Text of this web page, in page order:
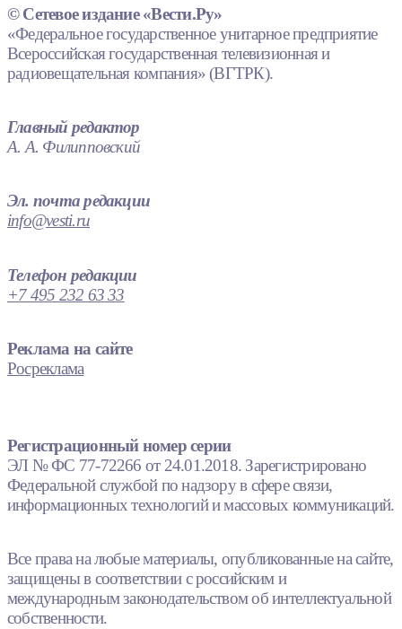
© Сетевое издание «Вести.Ру»
«Федеральное государственное унитарное предприятие
Всероссийская государственная телевизионная и
радиовещательная компания» (ВГТРК).
Главный редактор
А. А. Филипповский
Эл. почта редакции
info@vesti.ru
Телефон редакции
+7 495 232 63 33
Реклама на сайте
Росреклама
Регистрационный номер серии
ЭЛ № ФС 77-72266 от 24.01.2018. Зарегистрировано
Федеральной службой по надзору в сфере связи,
информационных технологий и массовых коммуникаций.
Все права на любые материалы, опубликованные на сайте,
защищены в соответствии с российским и
международным законодательством об интеллектуальной
собственности.